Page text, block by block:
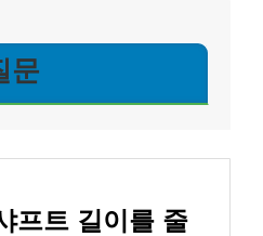
문
프트 길이를 줄